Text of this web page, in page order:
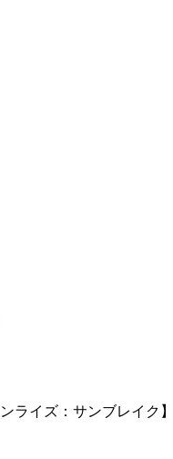
ライズ：サンブレイク】